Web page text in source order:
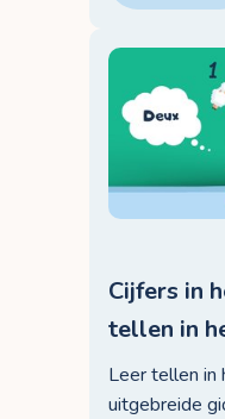
Cijfers in
tellen in
Leer tellen in
uitgebreide